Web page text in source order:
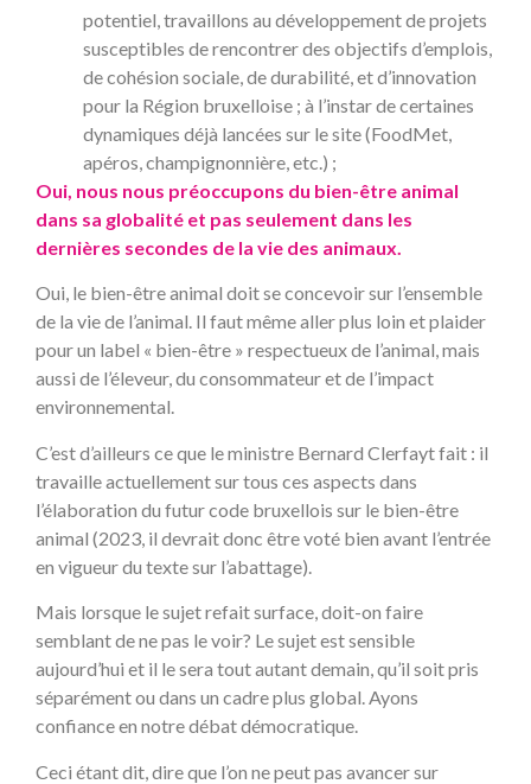
potentiel, travaillons au développement de projets
susceptibles de rencontrer des objectifs d’emplois,
de cohésion sociale, de durabilité, et d’innovation
pour la Région bruxelloise ; à l’instar de certaines
dynamiques déjà lancées sur le site (FoodMet,
apéros, champignonnière, etc.) ;
Oui, nous nous préoccupons du bien-être animal
dans sa globalité et pas seulement dans les
dernières secondes de la vie des animaux.
Oui, le bien-être animal doit se concevoir sur l’ensemble
de la vie de l’animal. Il faut même aller plus loin et plaider
pour un label « bien-être » respectueux de l’animal, mais
aussi de l’éleveur, du consommateur et de l’impact
environnemental.
C’est d’ailleurs ce que le ministre Bernard Clerfayt fait : il
travaille actuellement sur tous ces aspects dans
l’élaboration du futur code bruxellois sur le bien-être
animal (2023, il devrait donc être voté bien avant l’entrée
en vigueur du texte sur l’abattage).
Mais lorsque le sujet refait surface, doit-on faire
semblant de ne pas le voir? Le sujet est sensible
aujourd’hui et il le sera tout autant demain, qu’il soit pris
séparément ou dans un cadre plus global. Ayons
confiance en notre débat démocratique.
Ceci étant dit, dire que l’on ne peut pas avancer sur